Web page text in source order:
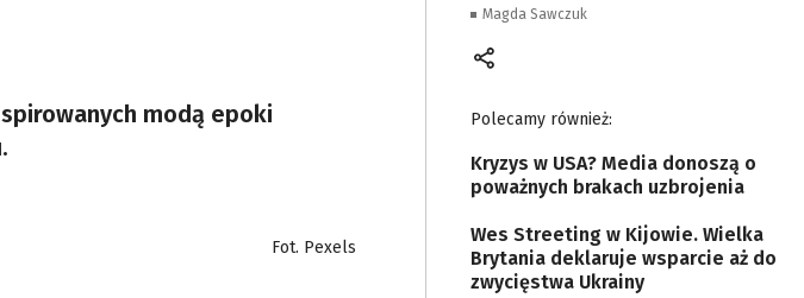
modą epoki
Fot. Pexels
Magda Sawczuk
Polecamy również:
Kryzys w USA? Media donoszą o
poważnych brakach uzbrojenia
Wes Streeting w Kijowie. Wielka
Brytania deklaruje wsparcie aż do
zwycięstwa Ukrainy